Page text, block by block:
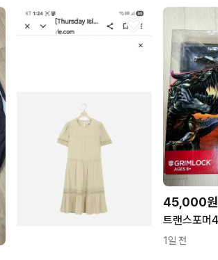
45,000원
1일 전